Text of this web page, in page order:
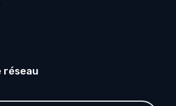
réseau